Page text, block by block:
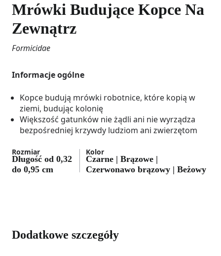
Mrówki Budujące Kopce Na
Zewnątrz
Formicidae
Informacje ogólne
Kopce budują mrówki robotnice, które kopią w
ziemi, budując kolonię
Większość gatunków nie żądli ani nie wyrządza
bezpośredniej krzywdy ludziom ani zwierzętom
Rozmiar
Długość od 0,32
do 0,95 cm
Kolor
Czarne | Brązowe |
Czerwonawo brązowy | Beżowy
Dodatkowe szczegóły